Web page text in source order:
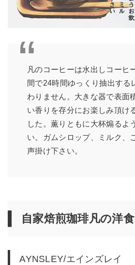
凡のコーヒーは水出しコーヒ
間で24時間ゆっくり抽出する
わりません。大きな器で表面
い香りを存分にお楽しみ頂け
した。薫りともに大杯煽るよ
い。ガムシロップ、ミルク、
声掛け下さい。
自家焙煎珈琲凡の洋
AYNSLEY/エインズレイ